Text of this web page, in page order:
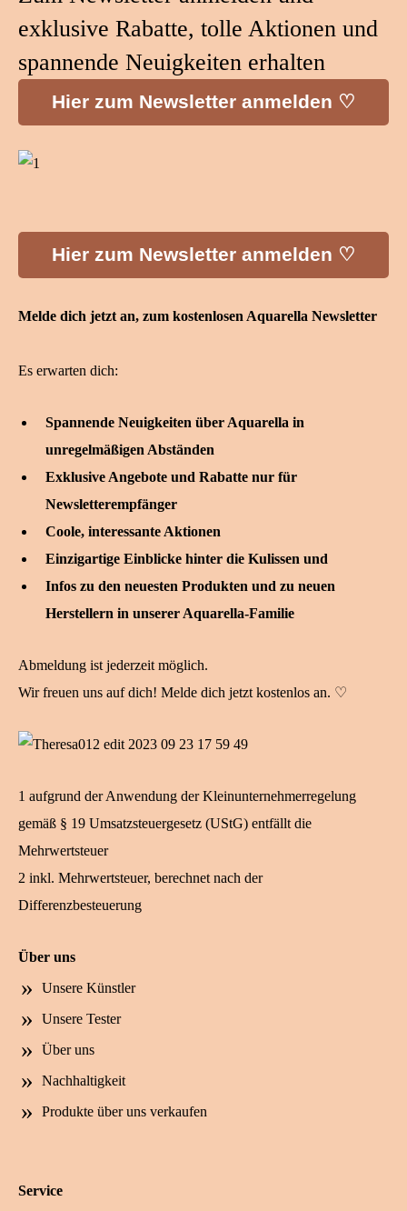
exklusive Rabatte, tolle Aktionen und
spannende Neuigkeiten erhalten
Hier zum Newsletter anmelden ♡
Hier zum Newsletter anmelden ♡
Melde dich jetzt an, zum kostenlosen Aquarella Newsletter
Es erwarten dich:
Spannende Neuigkeiten über Aquarella in
unregelmäßigen Abständen
Exklusive Angebote und Rabatte nur für
Newsletterempfänger
Coole, interessante Aktionen
Einzigartige Einblicke hinter die Kulissen und
Infos zu den neuesten Produkten und zu neuen
Herstellern in unserer Aquarella-Familie
Abmeldung ist jederzeit möglich.
Wir freuen uns auf dich! Melde dich jetzt kostenlos an. ♡
1 aufgrund der Anwendung der Kleinunternehmerregelung
gemäß § 19 Umsatzsteuergesetz (UStG) entfällt die
Mehrwertsteuer
2 inkl. Mehrwertsteuer, berechnet nach der
Differenzbesteuerung
Über uns
Unsere Künstler
Unsere Tester
Über uns
Nachhaltigkeit
Produkte über uns verkaufen
Service